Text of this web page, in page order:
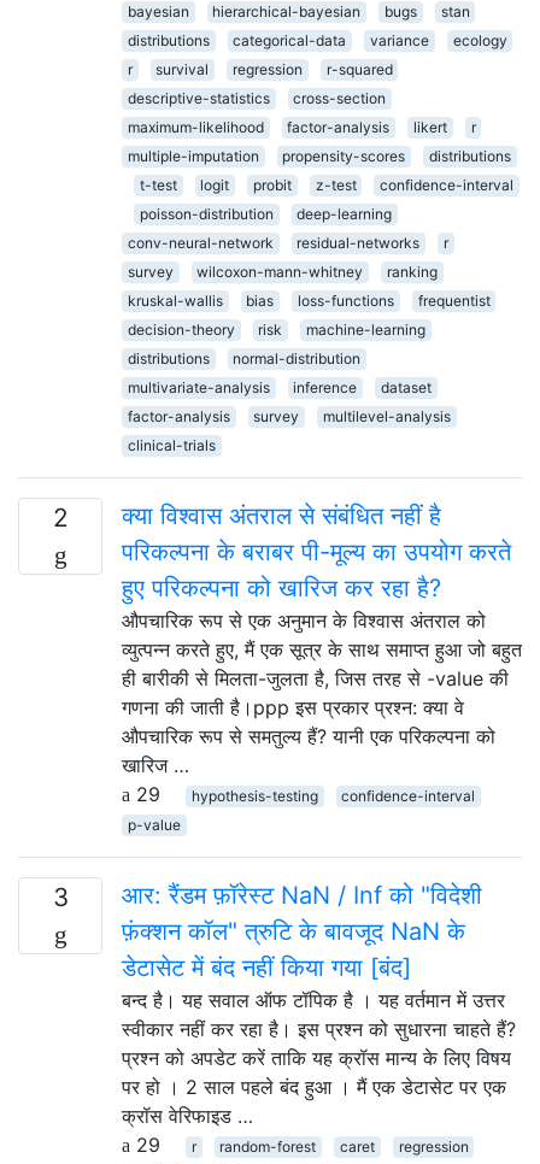
bayesian
hierarchical-bayesian bugs
stan
distributions
categorical-data variance
ecology
r
survival regression
r-squared
descriptive-statistics
cross-section
maximum-likelihood
factor-analysis likert
r
multiple-imputation
propensity-scores
distributions
t-test
logit probit z-test
confidence-interval
poisson-distribution
deep-learning
conv-neural-network
residual-networks
r
survey
wilcoxon-mann-whitney
ranking
kruskal-wallis
bias loss-functions
frequentist
decision-theory
risk
machine-learning
distributions
normal-distribution
multivariate-analysis
inference
dataset
factor-analysis
survey
multilevel-analysis
clinical-trials
2
क्या विश्वास अंतराल से संबंधित नहीं है
परिकल्पना के बराबर पी-मूल्य का उपयोग करते
हुए परिकल्पना को खारिज कर रहा है?
औपचारिक रूप से एक अनुमान के विश्वास अंतराल को
व्युत्पन्न करते हुए, मैं एक सूत्र के साथ समाप्त हुआ जो बहुत
ही बारीकी से मिलता-जुलता है, जिस तरह से -value की
गणना की जाती है।ppp इस प्रकार प्रश्न: क्या वे
औपचारिक रूप से समतुल्य हैं? यानी एक परिकल्पना को
खारिज …
29
hypothesis-testing
confidence-interval
p-value
3
आर: रैंडम फ़ॉरेस्ट NaN / Inf को "विदेशी
फ़ंक्शन कॉल" त्रुटि के बावजूद NaN के
डेटासेट में बंद नहीं किया गया [बंद]
बन्द है। यह सवाल ऑफ टॉपिक है । यह वर्तमान में उत्तर
स्वीकार नहीं कर रहा है। इस प्रश्न को सुधारना चाहते हैं?
प्रश्न को अपडेट करें ताकि यह क्रॉस मान्य के लिए विषय
पर हो । 2 साल पहले बंद हुआ । मैं एक डेटासेट पर एक
क्रॉस वेरिफाइड …
29
r random-forest caret
regression